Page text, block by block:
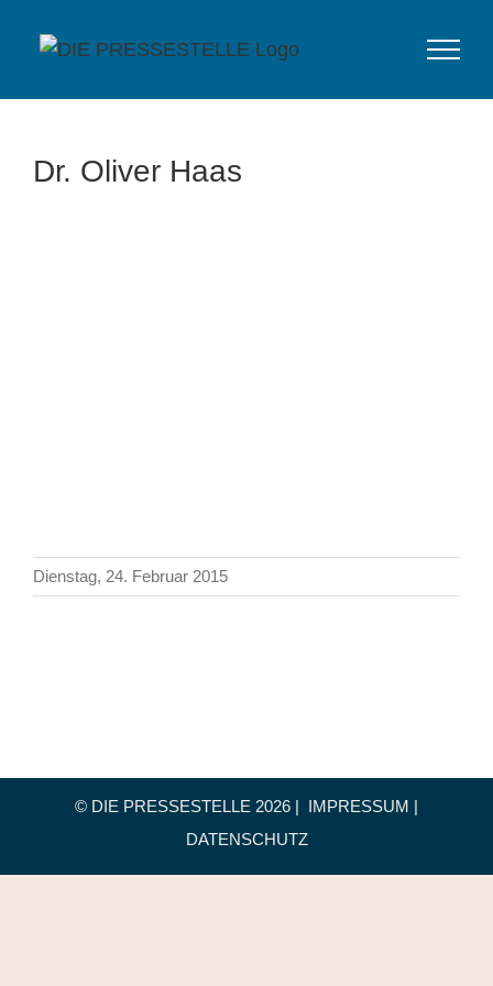
Inhalt
Dr. Oliver Haas
Dienstag, 24. Februar 2015
© DIE PRESSESTELLE 2026 | IMPRESSUM |
DATENSCHUTZ